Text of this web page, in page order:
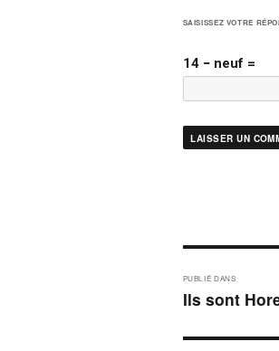
SAISISSEZ VOTRE
14 − neuf =
DE
PUBLIÉ DANS
Ils sont